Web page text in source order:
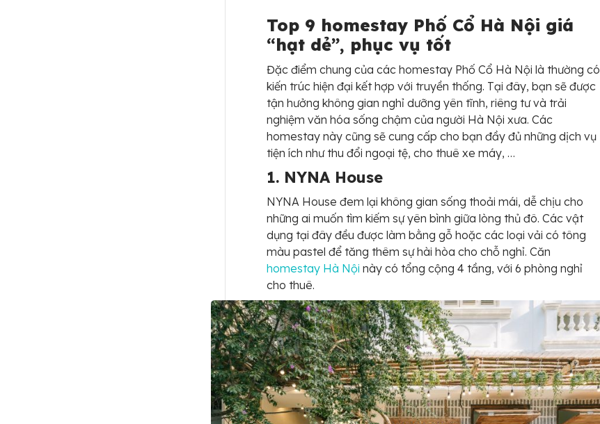
Top 9 homestay Phố Cổ Hà Nội giá
“hạt dẻ”, phục vụ tốt
Đặc điểm chung của các homestay Phố Cổ Hà Nội là thường có
kiến trúc hiện đại kết hợp với truyền thống. Tại đây, bạn sẽ được
tận hưởng không gian nghỉ dưỡng yên tĩnh, riêng tư và trải
nghiệm văn hóa sống chậm của người Hà Nội xưa. Các
homestay này cũng sẽ cung cấp cho bạn đầy đủ những dịch vụ
tiện ích như thu đổi ngoại tệ, cho thuê xe máy, …
1. NYNA House
NYNA House đem lại không gian sống thoải mái, dễ chịu cho
những ai muốn tìm kiếm sự yên bình giữa lòng thủ đô. Các vật
dụng tại đây đều được làm bằng gỗ hoặc các loại vải có tông
màu pastel để tăng thêm sự hài hòa cho chỗ nghỉ. Căn
homestay Hà Nội này có tổng cộng 4 tầng, với 6 phòng nghỉ
cho thuê.